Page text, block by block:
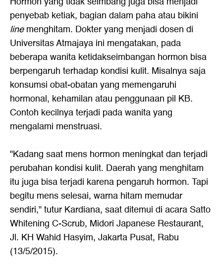
penyebab ketiak, bagian dalam paha atau bikini
linemenghitam. Dokter yang menjadi dosen di
Universitas Atmajaya ini mengatakan, pada
beberapa wanita ketidakseimbangan hormon bisa
berpengaruh terhadap kondisi kulit. Misalnya saja
konsumsi obat-obatan yang memengaruhi
hormonal, kehamilan atau penggunaan pil KB.
Contoh kecilnya terjadi pada wanita yang
mengalami menstruasi.
"Kadang saat mens hormon meningkat dan terjadi
perubahan kondisi kulit. Daerah yang menghitam
itu juga bisa terjadi karena pengaruh hormon. Tapi
begitu mens selesai, warna hitam memudar
sendiri," tutur Kardiana, saat ditemui di acara Satto
Whitening C-Scrub, Midori Japanese Restaurant,
Jl. KH Wahid Hasyim, Jakarta Pusat, Rabu
(13/5/2015).